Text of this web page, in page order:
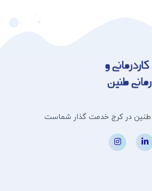
طنین در کرج خدمت گذار شماست